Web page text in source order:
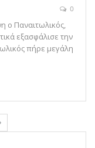
0
ο Παναιτωλικός,
εξασφάλισε την
πήρε μεγάλη